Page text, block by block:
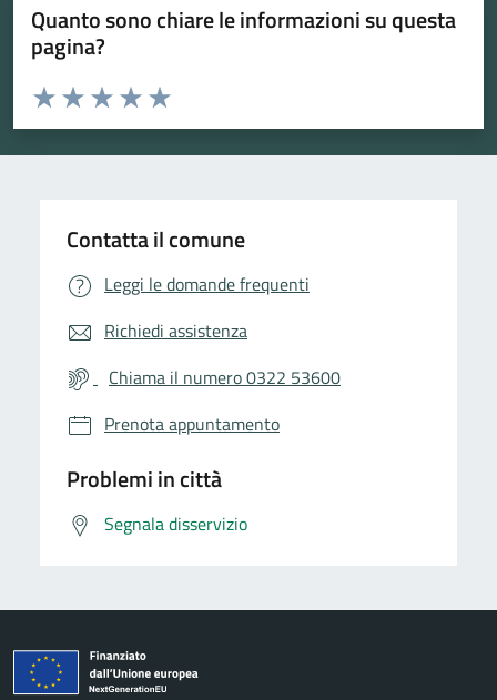
Quanto sono chiare le informazioni su questa
pagina?
Valuta da 1 a 5 stelle la pagina
Valuta 5 stelle su 5
Valuta 4 stelle su 5
Valuta 3 stelle su 5
Valuta 2 stelle su 5
Valuta 1 stelle su 5
Contatta il comune
Leggi le domande frequenti
Richiedi assistenza
Chiama il numero 0322 53600
Prenota appuntamento
Problemi in città
Segnala disservizio